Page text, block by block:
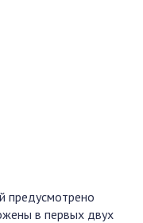
предусмотрено
в первых двух